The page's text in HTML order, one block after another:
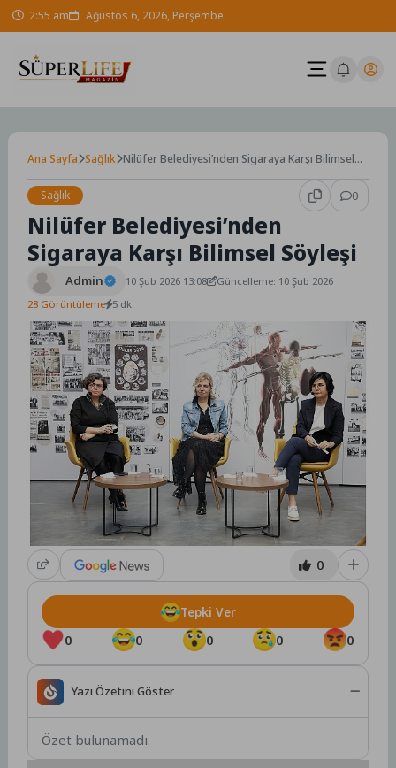
Skip 2:55 am Ağustos 6, 2026, Perşembe
Ana Sayfa Sağlık Nilüfer Belediyesi’nden Sigaraya Karşı Bilimsel
Sağlık
0
Nilüfer Belediyesi’nden
Sigaraya Karşı Bilimsel Söyleşi
Admin 10 Şub 2026 13:08
Güncelleme: 10 Şub 2026
28 Görüntüleme 5 dk.
0
0 0 0 0 0
Tepki Ver
Yazı Özetini Göster
Özet bulunamadı.